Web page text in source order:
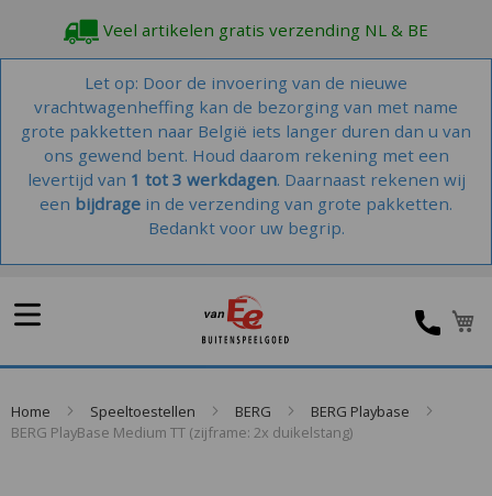
Veel artikelen gratis verzending NL & BE
Let op: Door de invoering van de nieuwe
vrachtwagenheffing kan de bezorging van met name
grote pakketten naar België iets langer duren dan u van
ons gewend bent. Houd daarom rekening met een
levertijd van 1 tot 3 werkdagen. Daarnaast rekenen wij
een bijdrage in de verzending van grote pakketten.
Bedankt voor uw begrip.
Home Speeltoestellen BERG
BERG Playbase
BERG PlayBase Medium TT (zijframe: 2x duikelstang)